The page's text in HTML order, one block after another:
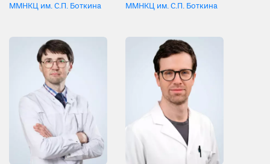
ММНКЦ им. С.П. Боткина
ММНКЦ им. С.П. Боткина